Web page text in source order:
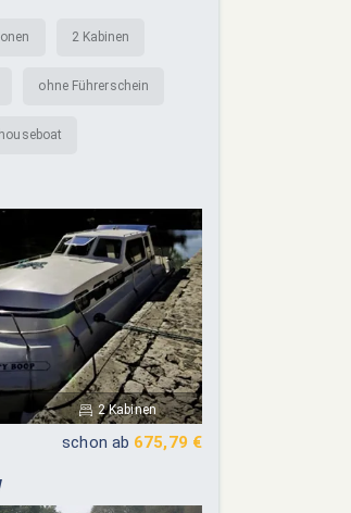
2 Kabinen
ohne Führerschein
houseboat
2 Kabinen
schon ab 675,79 €